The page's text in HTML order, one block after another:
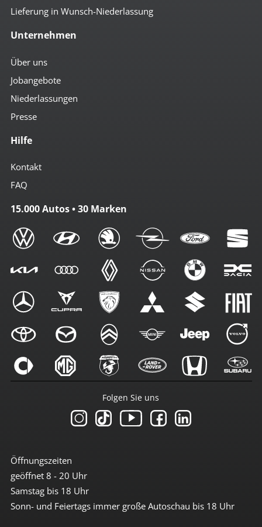
Lieferung in Wunsch-Niederlassung
Unternehmen
Über uns
Jobangebote
Niederlassungen
Presse
Hilfe
Kontakt
FAQ
15.000 Autos • 30 Marken
Öffnungszeiten
geöffnet 8 - 20 Uhr
Samstag bis 18 Uhr
Sonn- und Feiertags immer große Autoschau bis 18 Uhr
Folgen Sie uns